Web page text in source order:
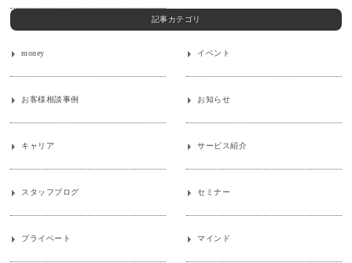
記事カテゴリ
money イベント
お客様相談事例 お知らせ
キャリア サービス紹介
スタッフブログ セミナー
プライベート マインド